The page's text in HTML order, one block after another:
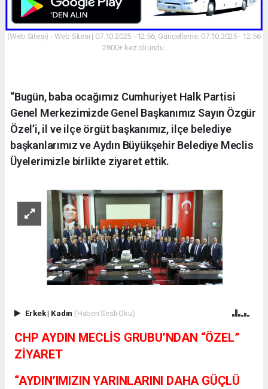
(Web Sitesi) - Web Sitesi | 07.10.2025 - 12:56, Güncelleme: 07.10.2025 - 12:56
2800+ kez okundu.
“Bugün, baba ocağımız Cumhuriyet Halk Partisi
Genel Merkezimizde Genel Başkanımız Sayın Özgür
Özel’i, il ve ilçe örgüt başkanımız, ilçe belediye
başkanlarımız ve Aydın Büyükşehir Belediye Meclis
Üyelerimizle birlikte ziyaret ettik.
Erkek| Kadın (Haberi Sesli Oku)
CHP AYDIN MECLİS GRUBU’NDAN “ÖZEL”
ZİYARET
“AYDIN’IMIZIN YARINLARINI DAHA GÜÇLÜ